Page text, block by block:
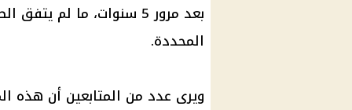
بعد مرور 5 سنوات، ما لم
المحددة.
ويرى عدد من المتابعين أن هذه